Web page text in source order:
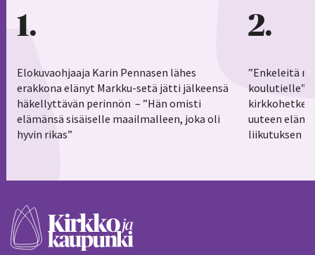
1
Elokuvaohjaaja Karin Pennasen lähes
erakkona elänyt Markku-setä jätti jälkeensä
häkellyttävän perinnön – ”Hän omisti
elämänsä sisäiselle maailmalleen, joka oli
hyvin rikas”
2
”Enkeleitä
koulutielle”–
uuteen
liikutuksen